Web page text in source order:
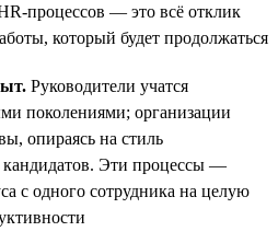
процессов — это всё отклик
который будет продолжаться
Руководители учатся
поколениями; организации
опираясь на стиль
Эти процессы —
с одного сотрудника на целую